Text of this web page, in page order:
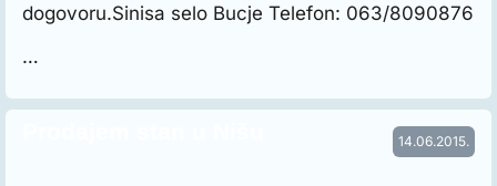
dogovoru.Sinisa selo Bucje Telefon: 063/8090876
…
14.06.2015.